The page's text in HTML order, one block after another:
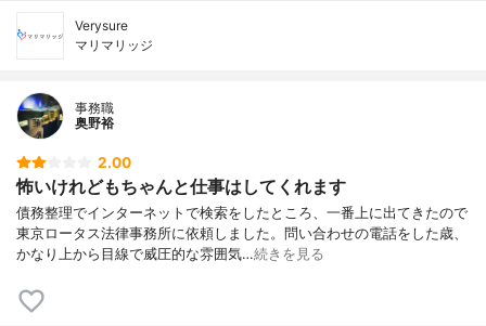
Verysure
マリマリッジ
事務職
奥野裕
2.00
怖いけれどもちゃんと仕事はしてくれます
債務整理でインターネットで検索をしたところ、一番上に出てきたので
東京ロータス法律事務所に依頼しました。問い合わせの電話をした歳、
かなり上から目線で威圧的な雰囲気…続きを見る